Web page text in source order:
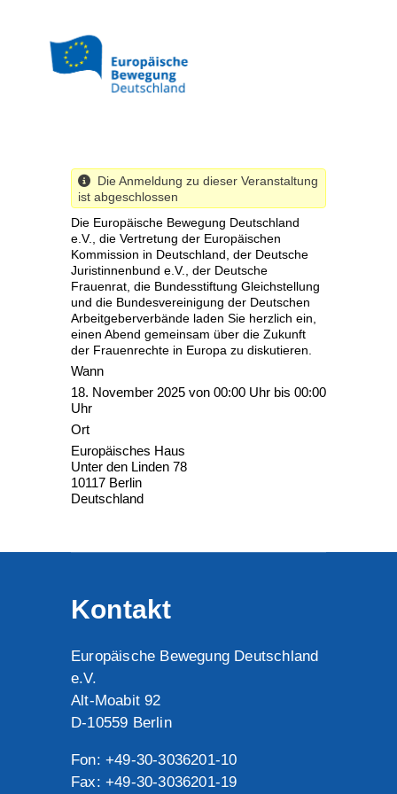
Die Anmeldung zu dieser Veranstaltung
ist abgeschlossen
Die Europäische Bewegung Deutschland
e.V., die Vertretung der Europäischen
Kommission in Deutschland, der Deutsche
Juristinnenbund e.V., der Deutsche
Frauenrat, die Bundesstiftung Gleichstellung
und die Bundesvereinigung der Deutschen
Arbeitgeberverbände laden Sie herzlich ein,
einen Abend gemeinsam über die Zukunft
der Frauenrechte in Europa zu diskutieren.
Wann
18. November 2025 von 00:00 Uhr bis 00:00
Uhr
Ort
Europäisches Haus
Unter den Linden 78
10117 Berlin
Deutschland
Kontakt
Europäische Bewegung Deutschland
e.V.
Alt-Moabit 92
D-10559 Berlin
Fon: +49-30-3036201-10
Fax: +49-30-3036201-19